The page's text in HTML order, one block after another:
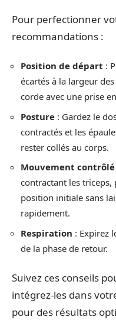
Pour perfectionner
recommandations :
Position de départ :
écartés à la largeur
corde avec une prise
Posture : Gardez le
contractés et les
rester collés au corps.
Mouvement contrôlé
contractant les triceps,
position initiale sans
rapidement.
Respiration : Expirez
de la phase de retour.
Suivez ces conseils
intégrez-les dans
pour des résultats